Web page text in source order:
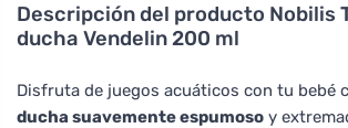
Descripción del producto Nobilis
ducha Vendelin 200 ml
Disfruta de juegos acuáticos con tu bebé
ducha suavemente espumoso y